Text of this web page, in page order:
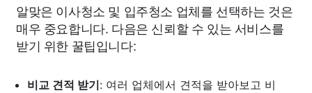
알맞은 이사청소 및 입주청소 업체를 선택하는 것은
매우 중요합니다. 다음은 신뢰할 수 있는 서비스를
받기 위한 꿀팁입니다:
비교 견적 받기: 여러 업체에서 견적을 받아보고 비